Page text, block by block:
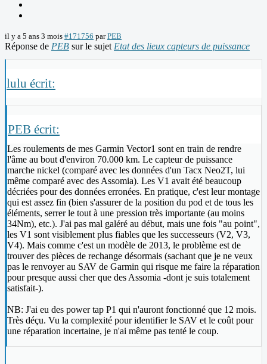
il y a 5 ans 3 mois #171756 parPEB
Réponse de PEB sur le sujet Etat des lieux capteurs de puissance
lulu écrit:
PEB écrit:
Les roulements de mes Garmin Vector1 sont en train de rendre
l'âme au bout d'environ 70.000 km. Le capteur de puissance
marche nickel (comparé avec les données d'un Tacx Neo2T, lui
même comparé avec des Assomia). Les V1 avait été beaucoup
décriées pour des données erronées. En pratique, c'est leur montage
qui est assez fin (bien s'assurer de la position du pod et de tous les
éléments, serrer le tout à une pression très importante (au moins
34Nm), etc.). J'ai pas mal galéré au début, mais une fois "au point",
les V1 sont visiblement plus fiables que les successeurs (V2, V3,
V4). Mais comme c'est un modèle de 2013, le problème est de
trouver des pièces de rechange désormais (sachant que je ne veux
pas le renvoyer au SAV de Garmin qui risque me faire la réparation
pour presque aussi cher que des Assomia -dont je suis totalement
satisfait-).
NB: J'ai eu des power tap P1 qui n'auront fonctionné que 12 mois.
Très déçu. Vu la complexité pour identifier le SAV et le coût pour
une réparation incertaine, je n'ai même pas tenté le coup.